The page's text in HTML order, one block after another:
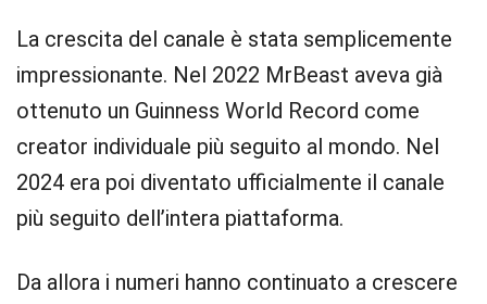
La crescita del canale è stata semplicemente
impressionante. Nel 2022 MrBeast aveva già
ottenuto un Guinness World Record come
creator individuale più seguito al mondo. Nel
2024 era poi diventato ufficialmente il canale
più seguito dell’intera piattaforma.
Da allora i numeri hanno continuato a crescere